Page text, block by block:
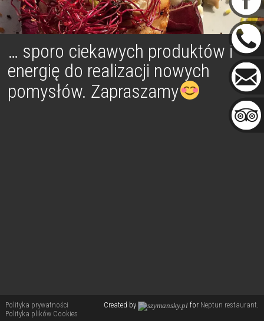
… sporo ciekawych produktów i
energię do realizacji nowych
pomysłów. Zapraszamy
Polityka prywatności
Polityka plików Cookies
Created by for Neptun restaurant